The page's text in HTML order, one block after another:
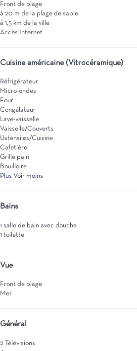
Front de plage
à 20 m de la plage de sable
à 1,5 km de la ville
Accès Internet
Cuisine américaine (Vitrocéramique)
Réfrigérateur
Micro-ondes
Four
Congélateur
Lave-vaisselle
Vaisselle/Couverts
Ustensiles/Cuisine
Cafetière
Grille pain
Bouilloire
Plus Voir moins
Bains
1 salle de bain avec douche
1 toilette
Vue
Front de plage
Mer
Général
2 Télévisions